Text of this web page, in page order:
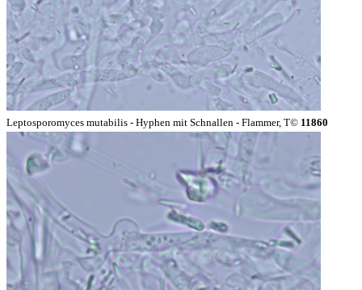
Leptosporomyces mutabilis - Hyphen mit Schnallen - Flammer, T© 11860